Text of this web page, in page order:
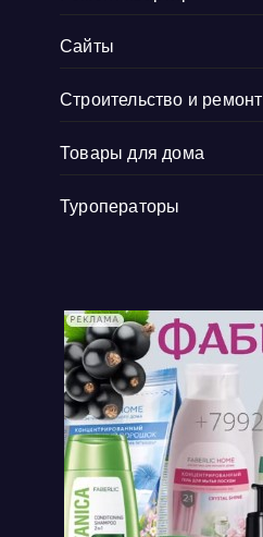
Сайты
Строительство и ремонт
Товары для дома
Туроператоры